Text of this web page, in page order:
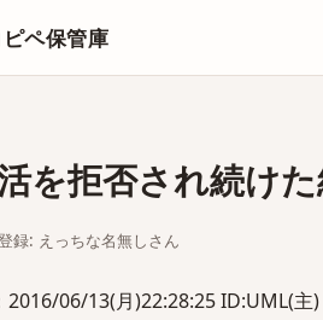
ペ保管庫
を拒否され続け
: えっちな名無しさん
06/13(月)22:28:25 ID:UML(主